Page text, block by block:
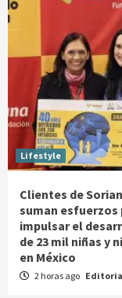
Lifestyle
Clientes de
suman esfuerzos
impulsar el
de 23 mil niñas y
en México
2 horas ago